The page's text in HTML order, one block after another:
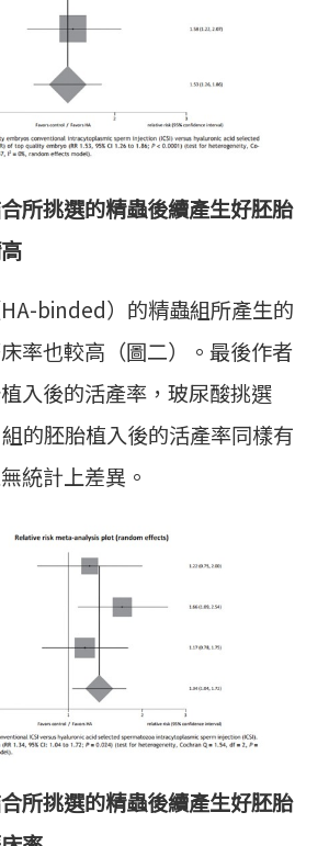
所挑選的精蟲後續產生好胚胎
binded）的精蟲組所產生的
率也較高（圖二）。最後作者
入後的活產率，玻尿酸挑選
的胚胎植入後的活產率同樣有
統計上差異。
所挑選的精蟲後續產生好胚胎